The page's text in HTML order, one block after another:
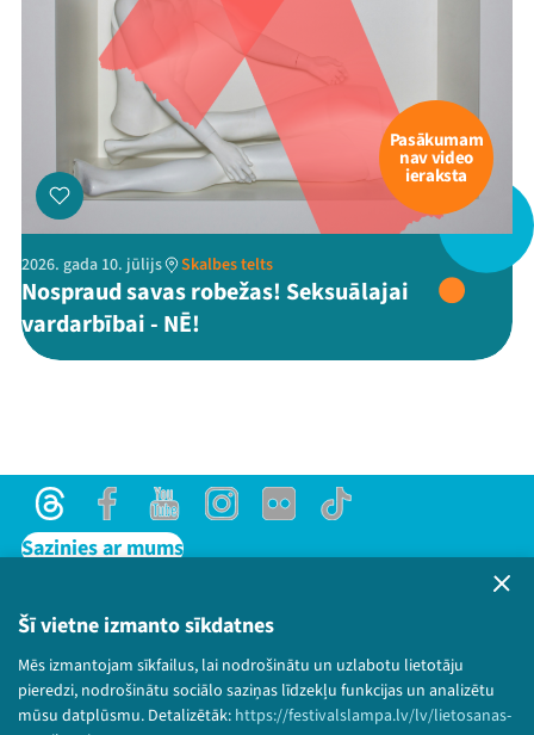
Šī vietne izmanto sīkdatnes
Mēs izmantojam sīkfailus, lai nodrošinātu un uzlabotu lietotāju
pieredzi, nodrošinātu sociālo saziņas līdzekļu funkcijas un analizētu
mūsu datplūsmu. Detalizētāk: https://festivalslampa.lv/lv/lietosanas-
Kontakti
ThreadsFacebookYoutube
X Instagram
Flick TikTok
Pasākumam
nav video
ieraksta
2026. gada 10. jūlijs Skalbes telts
Nospraud savas robežas! Seksuālajai
vardarbībai - NĒ!
ThreadsFacebookYoutubeInstagram
Flick TikTok
Sazinies ar mums
Lietošanas noteikumi un sīkdatņu politika
Bērnu aizsardzības politika
© 2026 Sarunu festivāls LAMPA Visas tiesības
paturētas.